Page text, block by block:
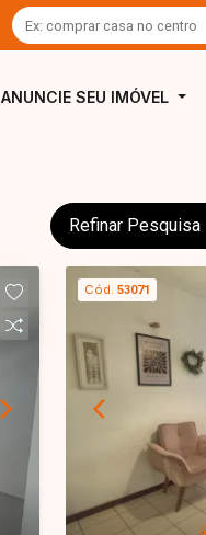
ANUNCIE SEU IMÓVEL
Refinar Pesquisa
Cód. 53071